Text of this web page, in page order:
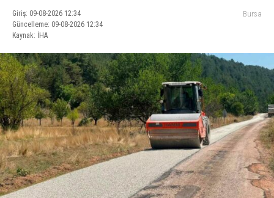
Giriş: 09-08-2026 12:34
Güncelleme: 09-08-2026 12:34
Kaynak: İHA
Bursa